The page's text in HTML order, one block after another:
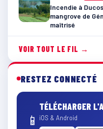
Incendie à
mangrove de
maîtrisé
VOIR TOUT LE FIL →
RESTEZ CONNECTÉ
📱
TÉLÉCHARGER
iOS & Android